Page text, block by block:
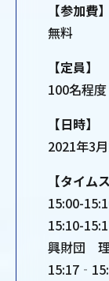
【参加費】
無料
【定員】
100名程度
【日時】
2021年3
【タイム
15:00-
15:10-
興財団